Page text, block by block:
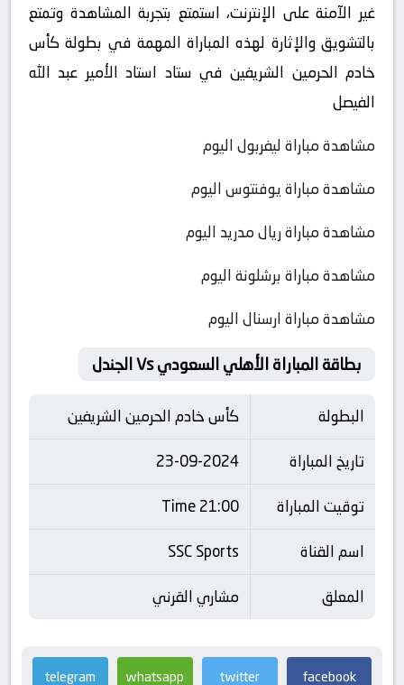
غير الآمنة على الإنترنت، استمتع بتجربة المشاهدة وتمتع
بالتشويق والإثارة لهذه المباراة المهمة في بطولة كأس
خادم الحرمين الشريفين في ستاد استاد الأمير عبد الله
الفيصل
مشاهدة مباراة ليفربول اليوم
مشاهدة مباراة يوفنتوس اليوم
مشاهدة مباراة ريال مدريد اليوم
مشاهدة مباراة برشلونة اليوم
مشاهدة مباراة ارسنال اليوم
بطاقة المباراة الأهلي السعودي Vs الجندل
البطولة
كأس خادم الحرمين الشريفين
تاريخ المباراة
23-09-2024
توقيت المباراة
21:00 Time
اسم القناة
SSC Sports
المعلق
مشاري القرني
facebook
twitter
whatsapp
telegram